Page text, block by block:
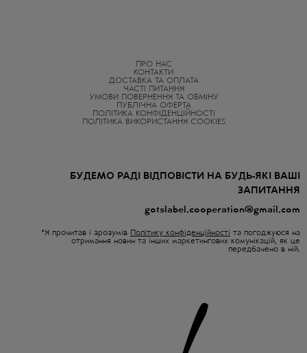
ПРО НАС
КОНТАКТИ
ДОСТАВКА ТА ОПЛАТА
ЧАСТІ ПИТАННЯ
УМОВИ ПОВЕРНЕННЯ ТА ОБМІНУ
ПУБЛІЧНА ОФЕРТА
ПОЛІТИКА КОНФІДЕНЦІЙНОСТІ
ПОЛІТИКА ВИКОРИСТАННЯ COOKIES
БУДЕМО РАДІ ВІДПОВІСТИ НА БУДЬ-ЯКІ ВАШІ
ЗАПИТАННЯ
gotslabel.cooperation@gmail.com
*Я прочитав і зрозумів Політику конфіденційності та погоджуюся на
отримання новин та інших маркетингових комунікацій, як це
передбачено в ній.